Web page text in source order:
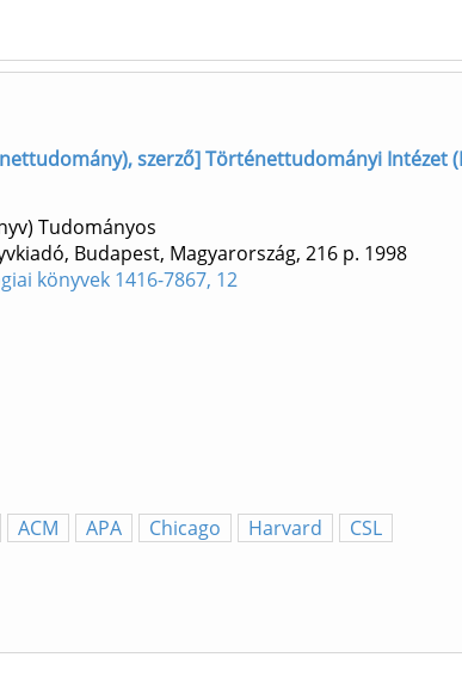
szerző] Történettudományi Intézet
Tudományos
Budapest, Magyarország, 216 p. 1998
könyvek 1416-7867, 12
ACM APA Chicago Harvard CSL